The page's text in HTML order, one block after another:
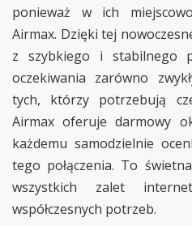
ponieważ w ich
Airmax. Dzięki tej
z szybkiego i stabilnego
oczekiwania zarówno
tych, którzy potrzebują
Airmax oferuje darmowy
każdemu samodzielnie
tego połączenia. To
wszystkich zalet
współczesnych potrzeb.